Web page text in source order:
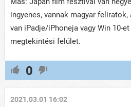
ingyenes, vannak magyar
van iPadje/iPhoneja vagy Win 10-
megtekintési felület.
0
2021.03.01 16:02